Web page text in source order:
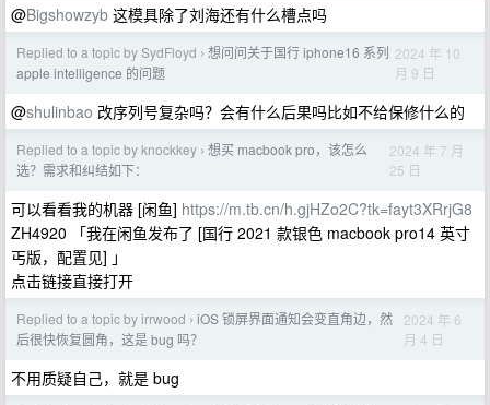
@Bigshowzyb 这模具除了刘海还有什么槽点吗
Replied to a topic by SydFloyd › 想问问关于国行 iphone16 系列
apple intelligence 的问题
2024 年 10
月 9 日
@shulinbao 改序列号复杂吗？会有什么后果吗比如不给保修什么的
Replied to a topic by knockkey › 想买 macbook pro，该怎么
选？需求和纠结如下：
2024 年 7 月
25 日
可以看看我的机器 [闲鱼] https://m.tb.cn/h.gjHZo2C?tk=fayt3XRrjG8
ZH4920 「我在闲鱼发布了 [国行 2021 款银色 macbook pro14 英寸
丐版，配置见] 」
点击链接直接打开
Replied to a topic by irrwood › iOS 锁屏界面通知会变直角边，然
后很快恢复圆角，这是 bug 吗？
2024 年 6
月 4 日
不用质疑自己，就是 bug